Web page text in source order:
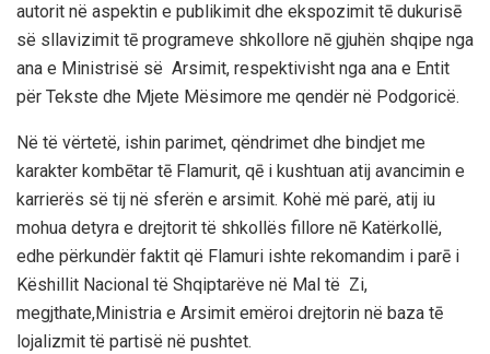
autorit në aspektin e publikimit dhe ekspozimit tē dukurisē
së sllavizimit tē programeve shkollore nē gjuhën shqipe nga
ana e Ministrisë së Arsimit, respektivisht nga ana e Entit
për Tekste dhe Mjete Mësimore me qendër në Podgoricë.
Në të vërtetë, ishin parimet, qëndrimet dhe bindjet me
karakter kombētar tē Flamurit, qē i kushtuan atij avancimin e
karrierës së tij në sferën e arsimit. Kohë më parë, atij iu
mohua detyra e drejtorit të shkollës fillore nē Katërkollë,
edhe përkundër faktit që Flamuri ishte rekomandim i parē i
Këshillit Nacional të Shqiptarëve në Mal të Zi,
megjthate,Ministria e Arsimit emëroi drejtorin në baza tē
lojalizmit të partisë në pushtet.